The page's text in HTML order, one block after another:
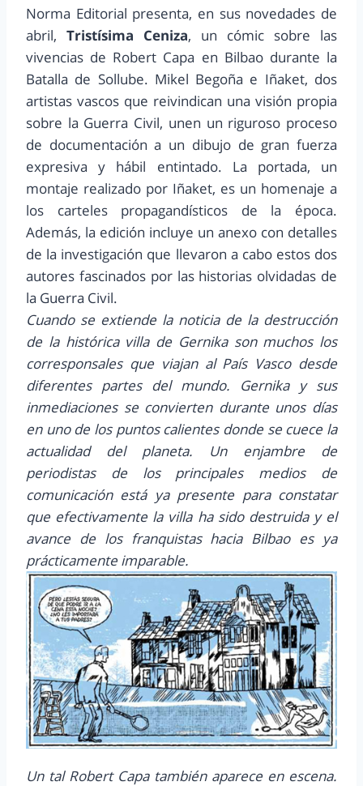
Norma Editorial presenta, en sus novedades de
abril, Tristísima Ceniza, un cómic sobre las
vivencias de Robert Capa en Bilbao durante la
Batalla de Sollube. Mikel Begoña e Iñaket, dos
artistas vascos que reivindican una visión propia
sobre la Guerra Civil, unen un riguroso proceso
de documentación a un dibujo de gran fuerza
expresiva y hábil entintado. La portada, un
montaje realizado por Iñaket, es un homenaje a
los carteles propagandísticos de la época.
Además, la edición incluye un anexo con detalles
de la investigación que llevaron a cabo estos dos
autores fascinados por las historias olvidadas de
la Guerra Civil.
Cuando se extiende la noticia de la destrucción
de la histórica villa de Gernika son muchos los
corresponsales que viajan al País Vasco desde
diferentes partes del mundo. Gernika y sus
inmediaciones se convierten durante unos días
en uno de los puntos calientes donde se cuece la
actualidad del planeta. Un enjambre de
periodistas de los principales medios de
comunicación está ya presente para constatar
que efectivamente la villa ha sido destruida y el
avance de los franquistas hacia Bilbao es ya
prácticamente imparable.
Un tal Robert Capa también aparece en escena.